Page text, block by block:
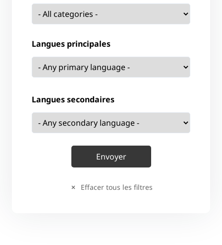
Langues principales
Langues secondaires
Effacer tous les filtres